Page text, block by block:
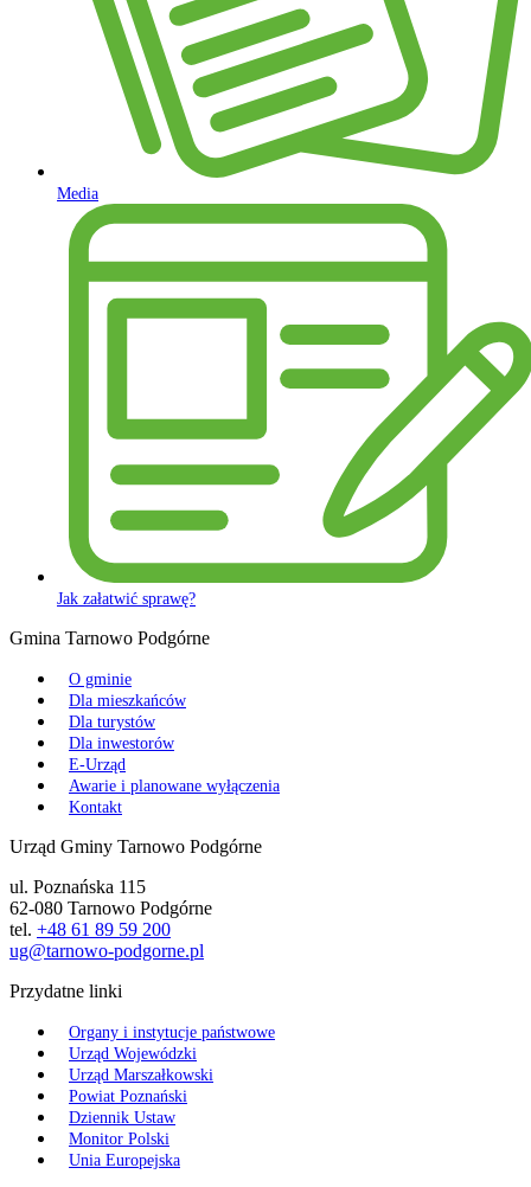
Media
Jak załatwić sprawę?
Gmina Tarnowo Podgórne
O gminie
Dla mieszkańców
Dla turystów
Dla inwestorów
E-Urząd
Awarie i planowane wyłączenia
Kontakt
Urząd Gminy Tarnowo Podgórne
ul. Poznańska 115
62-080 Tarnowo Podgórne
tel. +48 61 89 59 200
ug@tarnowo-podgorne.pl
Przydatne linki
Organy i instytucje państwowe
Urząd Wojewódzki
Urząd Marszałkowski
Powiat Poznański
Dziennik Ustaw
Monitor Polski
Unia Europejska